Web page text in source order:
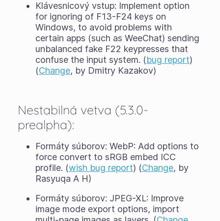
Klávesnicový vstup: Implement option
for ignoring of F13-F24 keys on
Windows, to avoid problems with
certain apps (such as WeeChat) sending
unbalanced fake F22 keypresses that
confuse the input system. (bug report)
(Change, by Dmitry Kazakov)
Nestabilná vetva (5.3.0-
prealpha):
Formáty súborov: WebP: Add options to
force convert to sRGB embed ICC
profile. (wish bug report) (Change, by
Rasyuqa A H)
Formáty súborov: JPEG-XL: Improve
image mode export options, import